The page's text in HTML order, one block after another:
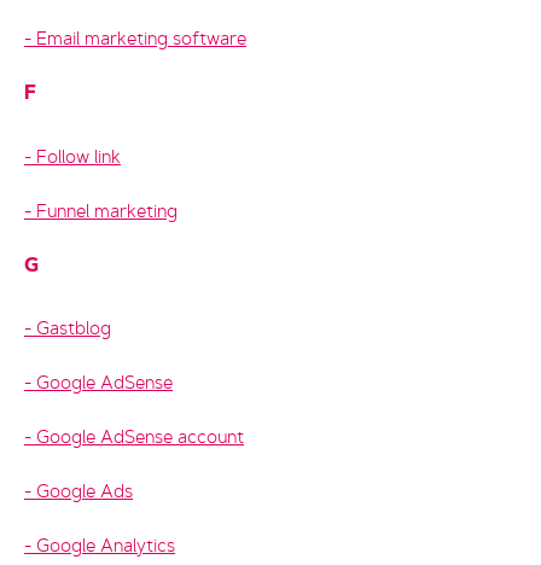
Email marketing software
F
Follow link
Funnel marketing
G
Gastblog
Google AdSense
Google AdSense account
Google Ads
Google Analytics